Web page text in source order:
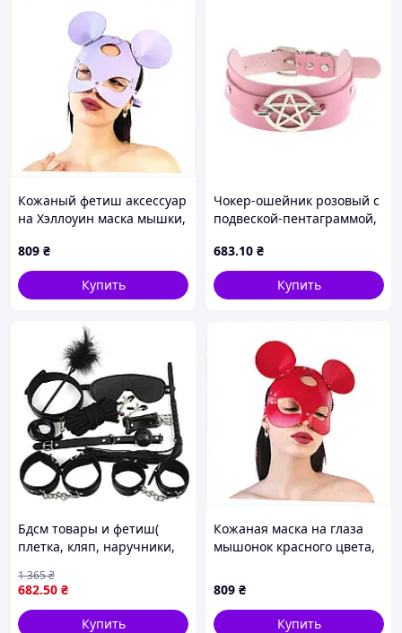
Кожаный фетиш аксессуар
на Хэллоуин маска мышки,
809 ₴
Купить
Чокер-ошейник розовый с
подвеской-пентаграммой,
683.10 ₴
Купить
Бдсм товары и фетиш(
плетка, кляп, наручники,
игрушки и аксессуары,
Набор для БДСМ-игры
lkjhg
682.50 ₴
1 365₴
Купить
Кожаная маска на глаза
мышонок красного цвета,
809 ₴
Купить